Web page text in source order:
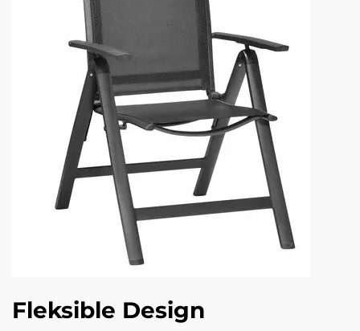
Fleksible Design